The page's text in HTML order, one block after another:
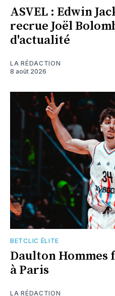
ASVEL : Edwin
recrue Joël
d'actualité
LA RÉDACTION
8 août 2026
BETCLIC ÉLITE
Daulton Hommes
à Paris
LA RÉDACTION